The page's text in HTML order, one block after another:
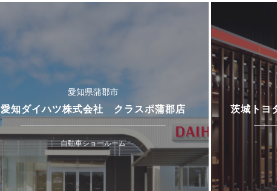
愛知県蒲郡市
愛知ダイハツ株式会社 クラスポ蒲郡店
自動車ショールーム
茨城トヨ